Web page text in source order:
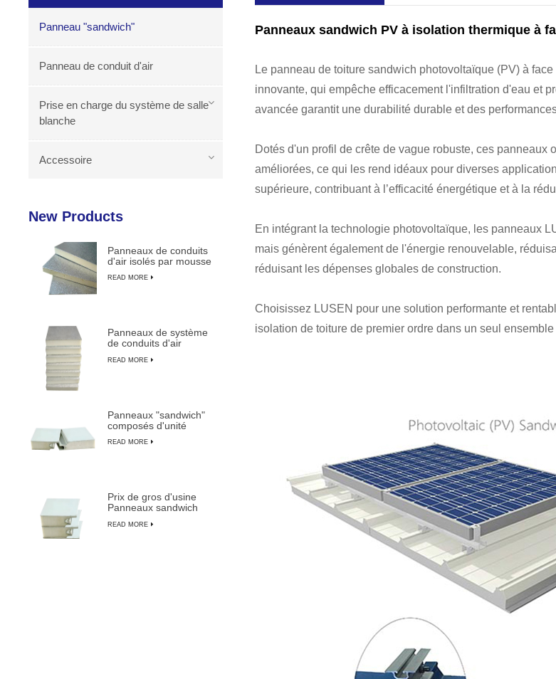
Panneaux sandwich PV à isolation thermique à
Le panneau de toiture sandwich photovoltaïque (PV) à
innovante, qui empêche efficacement l'infiltration d'eau et
avancée garantit une durabilité durable et des
Dotés d'un profil de crête de vague robuste, ces
améliorées, ce qui les rend idéaux pour diverses
supérieure, contribuant à l’efficacité énergétique et à la
En intégrant la technologie photovoltaïque, les panneaux
mais génèrent également de l'énergie renouvelable,
réduisant les dépenses globales de construction.
Choisissez LUSEN pour une solution performante et
isolation de toiture de premier ordre dans un seul
Panneau "sandwich"
Panneau de conduit d'air
Prise en charge du système de salle
blanche
Accessoire
New Products
Panneaux de conduits
d'air isolés par mousse
READ MORE
Panneaux de système
de conduits d'air
mousse PU composite
READ MORE
Panneaux "sandwich"
composés d'unité
imperméables
READ MORE
Prix de gros d'usine
Panneaux sandwich
durables de LUSEN
READ MORE